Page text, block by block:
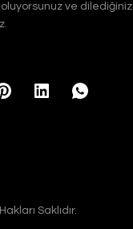
ve dilediğiniz
Saklıdır.